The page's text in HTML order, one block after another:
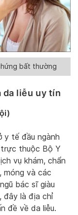
bất thường
da liễu uy tín
y tế đầu ngành
thuộc Bộ Y
vụ khám, chẩn
móng và các
bác sĩ giàu
đây là địa chỉ
đề về da liễu.